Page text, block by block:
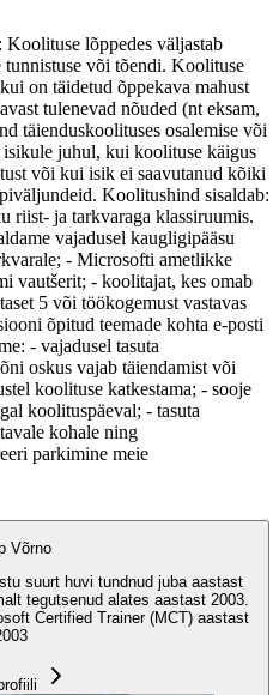
lõppedes väljastab
või tõendi. Koolituse
on täidetud õppekava mahust
tulenevad nõuded (nt eksam,
täienduskoolituses osalemise või
isikule juhul, kui koolituse käigus
või kui isik ei saavutanud kõiki
Koolitushind sisaldab:
riist- ja tarkvaraga klassiruumis.
vajadusel kaugligipääsu
- Microsofti ametlikke
vautšerit; - koolitajat, kes omab
5 või töökogemust vastavas
õpitud teemade kohta e-posti
- vajadusel tasuta
oskus vajab täiendamist või
koolituse katkestama; - sooje
koolituspäeval; - tasuta
kohale ning
parkimine meie
Võrno
suurt huvi tundnud juba aastast
tegutsenud alates aastast 2003.
Certified Trainer (MCT) aastast